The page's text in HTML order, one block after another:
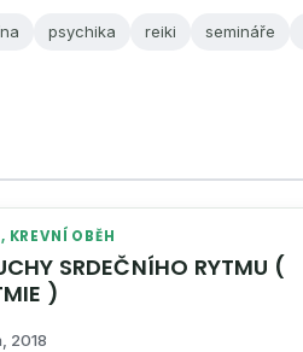
psychika reiki semináře
KREVNÍ OBĚH
RYTMU (
)
2018